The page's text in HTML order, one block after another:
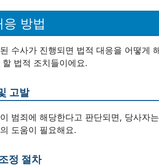
응 방법
수사가 진행되면 법적 대응을 어떻게
법적 조치들이에요.
고발
범죄에 해당한다고 판단되면, 당사자
도움이 필요해요.
정 절차